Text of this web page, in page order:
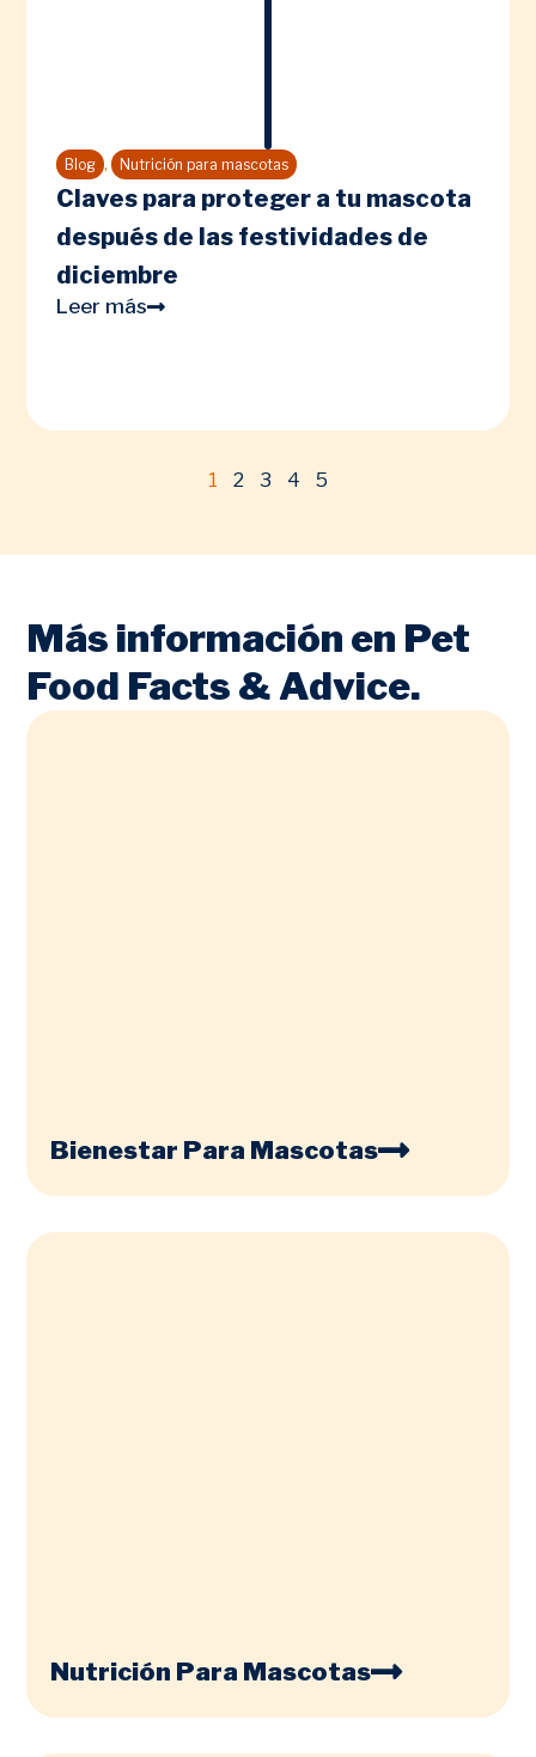
Blog , Nutrición para mascotas
Claves para proteger a tu mascota
después de las festividades de
diciembre
Leer más
1 2 3 4 5
Más información en Pet
Food Facts & Advice.
Bienestar Para Mascotas
Nutrición Para Mascotas